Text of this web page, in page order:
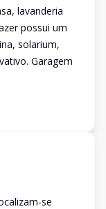
lavanderia
possui um
solarium,
Garagem
se